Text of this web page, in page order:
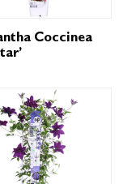
Coccinea